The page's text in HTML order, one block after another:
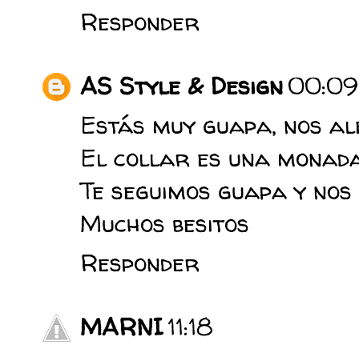
Responder
AS Style & Design00:09
Estás muy guapa, nos
El collar es una
Te seguimos guapa y
Muchos besitos
Responder
MARNI11:18